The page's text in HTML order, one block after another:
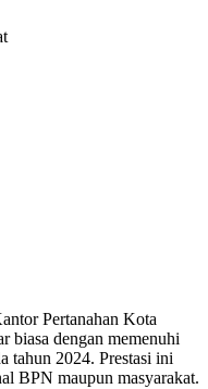
Pertanahan Kota
biasa dengan memenuhi
tahun 2024. Prestasi ini
BPN maupun masyarakat.